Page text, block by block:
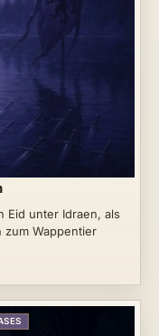
Eid unter Idraen, als
zum Wappentier